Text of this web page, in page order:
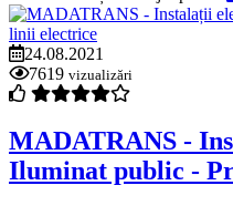
24.08.2021
7619 vizualizări
MADATRANS -
Iluminat public -